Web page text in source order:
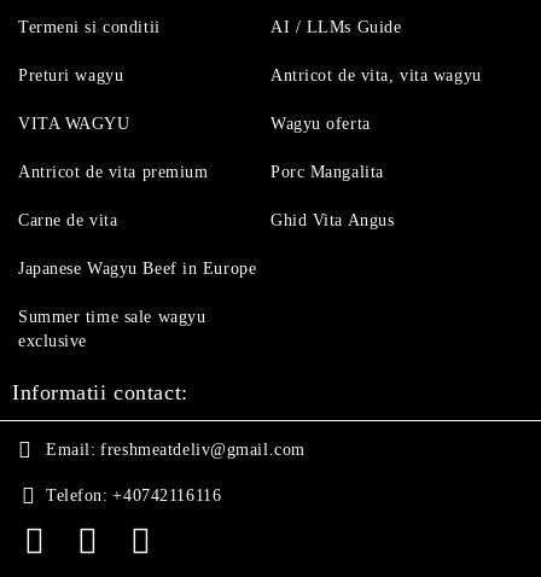
Termeni si conditii AI / LLMs Guide
Preturi wagyu
VITA WAGYU
Antricot de vita premium
Carne de vita
Antricot de vita, vita wagyu
Wagyu oferta
Porc Mangalita
Ghid Vita Angus
Japanese Wagyu Beef in Europe
Summer time sale wagyu
exclusive
Informatii contact:
Email: freshmeatdeliv@gmail.com
Telefon: +40742116116